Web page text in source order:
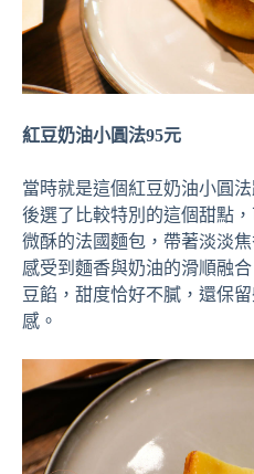
紅豆奶油小圓法95元
當時就是這個紅豆奶油小圓
後選了比較特別的這個甜點
微酥的法國麵包，帶著淡淡
感受到麵香與奶油的滑順融
豆餡，甜度恰好不膩，還保
感。